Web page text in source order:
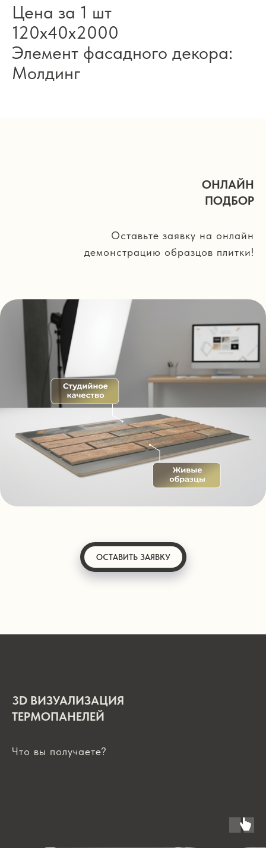
Цена за 1 шт
120х40х2000
Элемент фасадного декора:
Молдинг
ОНЛАЙН
ПОДБОР
Оставьте заявку на онлайн
демонстрацию образцов плитки!
ОСТАВИТЬ ЗАЯВКУ
3D ВИЗУАЛИЗАЦИЯ
ТЕРМОПАНЕЛЕЙ
Что вы получаете?